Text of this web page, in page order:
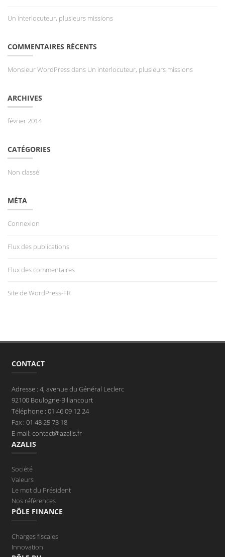
Un interlocuteur, plusieurs missions
COMMENTAIRES RÉCENTS
Monsieur WordPressdans Un interlocuteur, plusieurs missions
ARCHIVES
février 2014
CATÉGORIES
Non classé
MÉTA
Connexion
Flux des publications
Flux des commentaires
Site de WordPress-FR
CONTACT
Adresse : 4, avenue du Général Leclerc
92100 Boulogne-Billancourt
Téléphone : 01 46 09 12 24
Fax : 01 48 25 73 18
E-mail: contact@azalis.fr
AZALIS
Société
Valeurs
Le mot du Président
Nos références
PÔLE FINANCE
Charges fiscales
Innovation